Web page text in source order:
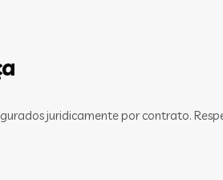
juridicamente por contrato.